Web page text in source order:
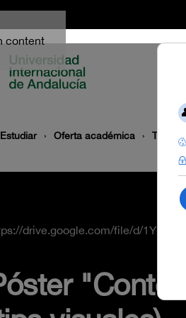
content
Estudiar Oferta académica Tipo/
drive.google.com/file/d/1Y-